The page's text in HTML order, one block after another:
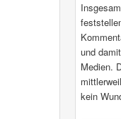
und
Medien.
kein